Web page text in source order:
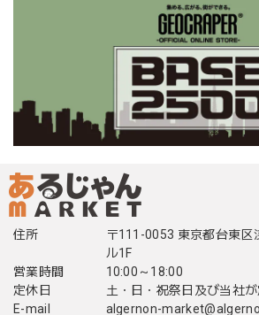
住所
〒111-0053 東京都台東区
ル1F
営業時間
10:00～18:00
定休日
土・日・祝祭日及び当社
E-mail
algernon-